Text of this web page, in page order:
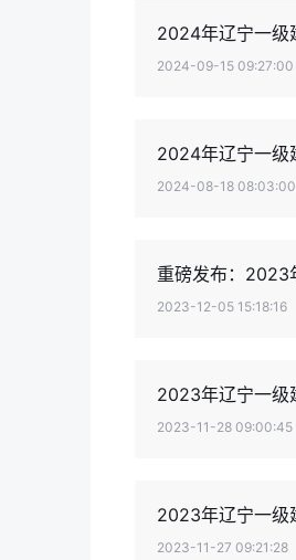
2024年辽宁一级
2024-09-15 09:27:00
2024年辽宁一级
2024-08-18 08:03:00
重磅发布：2023
2023-12-05 15:18:16
2023年辽宁一级
2023-11-28 09:00:45
2023年辽宁一级
2023-11-27 09:21:28